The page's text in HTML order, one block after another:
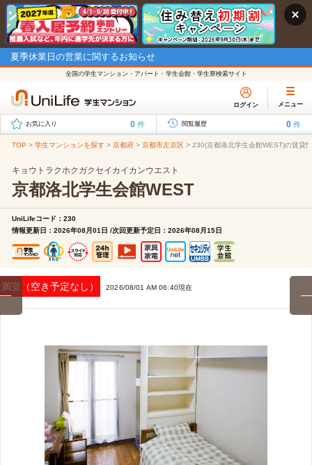
夏季休業日の営業に関するお知らせ
全国の学生マンション・アパート・学生会館・学生寮検索サイト
ログイン メニュー
お気に入り 0 件 閲覧履歴 0 件
TOP > 学生マンションを探す > 京都府 > 京都市左京区 > 230(京都洛北学生会館WEST)の賃貸
キョウトラクホクガクセイカイカンウエスト
京都洛北学生会館WEST
UniLifeコード：230
情報更新日：2026年08月01日 /次回更新予定日：2026年08月15日
満室（空き予定なし） 2026/08/01 AM 06:40現在